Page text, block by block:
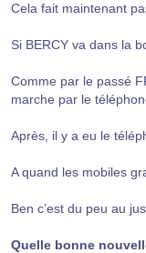
Cela fait maintenant
Si BERCY va dans la
Comme par le passé
marche par le
Après, il y a eu le
A quand les mobiles
Ben c’est du peu au
Quelle bonne